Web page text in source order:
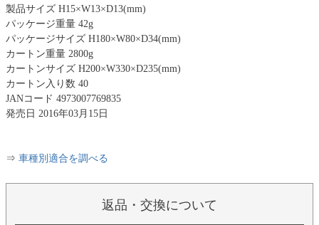
製品サイズ H15×W13×D13(mm)
パッケージ重量 42g
パッケージサイズ H180×W80×D34(mm)
カートン重量 2800g
カートンサイズ H200×W330×D235(mm)
カートン入り数 40
JANコード 4973007769835
発売日 2016年03月15日
⇒ 車種別適合を調べる
返品・交換について